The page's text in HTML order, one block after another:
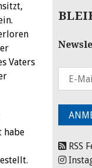
Vaters
habe
RSS